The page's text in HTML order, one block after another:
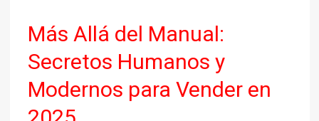
Más Allá del Manual:
Secretos Humanos y
Modernos para Vender en